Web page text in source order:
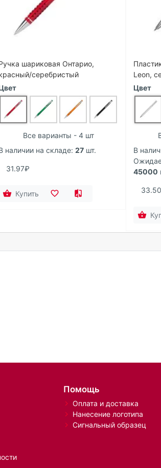
шариковая Онтарио,
серебристый
Все варианты - 4 шт
наличии на складе: 27 шт.
31.97₽
Купить
Leon,
Цвет
В
45000
Помощь
Оплата и доставка
Нанесение логотипа
Сигнальный образец